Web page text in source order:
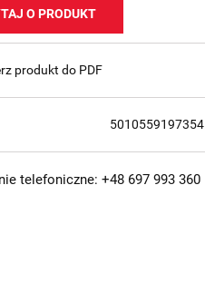
O PRODUKT
produkt do PDF
5010559197354
telefoniczne: +48 697 993 360